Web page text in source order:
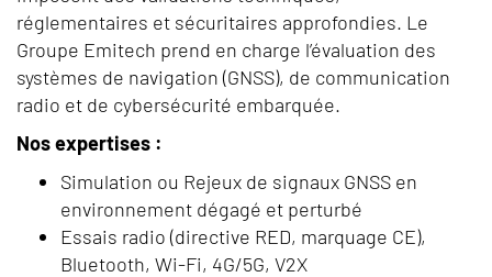
réglementaires et sécuritaires approfondies. Le
Groupe Emitech prend en charge l’évaluation des
systèmes de navigation (GNSS), de communication
radio et de cybersécurité embarquée.
Nos expertises :
Simulation ou Rejeux de signaux GNSS en
environnement dégagé et perturbé
Essais radio (directive RED, marquage CE),
Bluetooth, Wi-Fi, 4G/5G, V2X